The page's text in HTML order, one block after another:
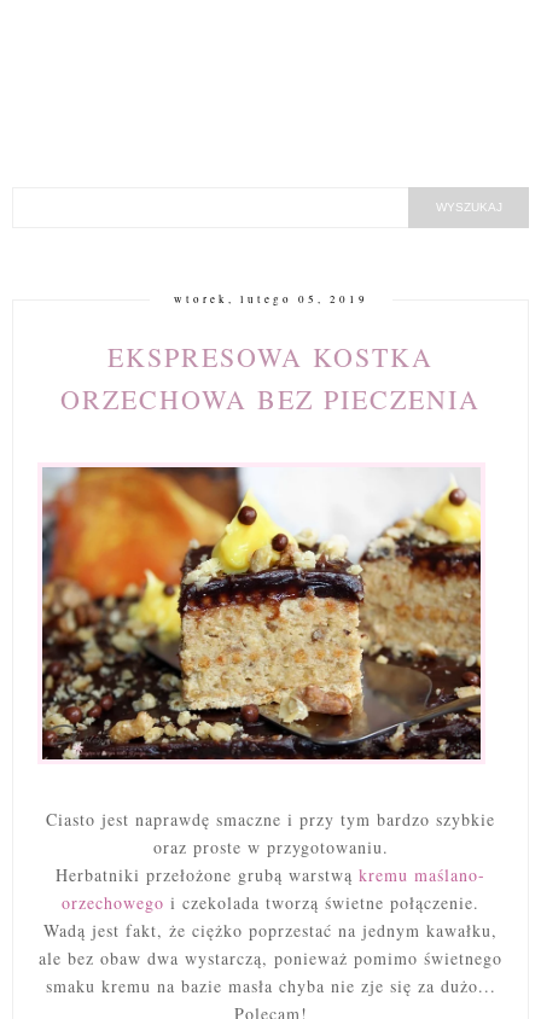
wtorek, lutego 05, 2019
EKSPRESOWA KOSTKA
ORZECHOWA BEZ PIECZENIA
Ciasto jest naprawdę smaczne i przy tym bardzo szybkie
oraz proste w przygotowaniu.
Herbatniki przełożone grubą warstwą kremu maślano-
orzechowego i czekolada tworzą świetne połączenie.
Wadą jest fakt, że ciężko poprzestać na jednym kawałku,
ale bez obaw dwa wystarczą, ponieważ pomimo świetnego
smaku kremu na bazie masła chyba nie zje się za dużo...
Polecam!